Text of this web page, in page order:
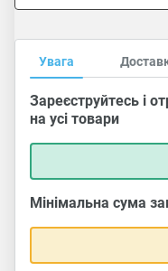
Увага
Зареєструйтесь і
на усі товари
Мінімальна сума